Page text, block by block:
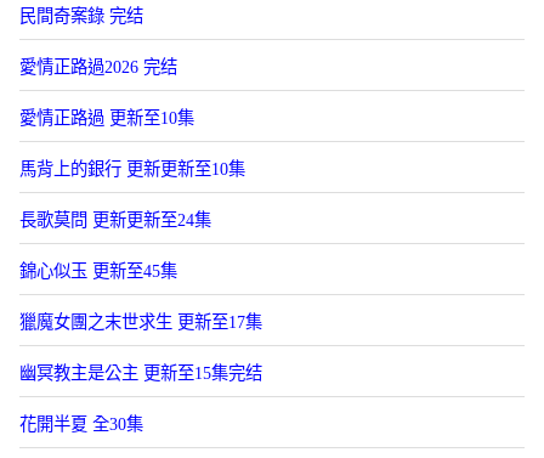
民間奇案錄 完结
愛情正路過2026 完结
愛情正路過 更新至10集
馬背上的銀行 更新更新至10集
長歌莫問 更新更新至24集
錦心似玉 更新至45集
獵魔女團之末世求生 更新至17集
幽冥教主是公主 更新至15集完结
花開半夏 全30集